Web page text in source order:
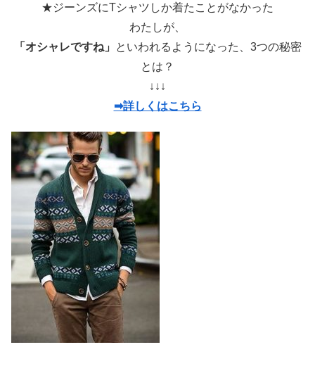
★ジーンズにTシャツしか着たことがなかった
わたしが、
「オシャレですね」
といわれるようになった、3つの秘密
とは？
↓↓↓
➡詳しくはこちら